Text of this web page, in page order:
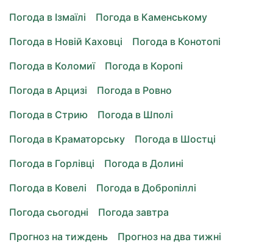
Погода в Ізмаїлі
Погода в Каменському
Погода в Новій Каховці
Погода в Конотопі
Погода в Коломиї
Погода в Коропі
Погода в Арцизі
Погода в Ровно
Погода в Стрию
Погода в Шполі
Погода в Краматорську
Погода в Шостці
Погода в Горлівці
Погода в Долині
Погода в Ковелі
Погода в Добропіллі
Погода сьогодні
Погода завтра
Прогноз на тиждень
Прогноз на два тижні